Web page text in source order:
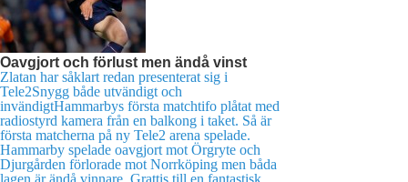
Oavgjort och förlust men ändå vinst
Zlatan har såklart redan presenterat sig i
Tele2Snygg både utvändigt och
invändigtHammarbys första matchtifo plåtat med
radiostyrd kamera från en balkong i taket. Så är
första matcherna på ny Tele2 arena spelade.
Hammarby spelade oavgjort mot Örgryte och
Djurgården förlorade mot Norrköping men båda